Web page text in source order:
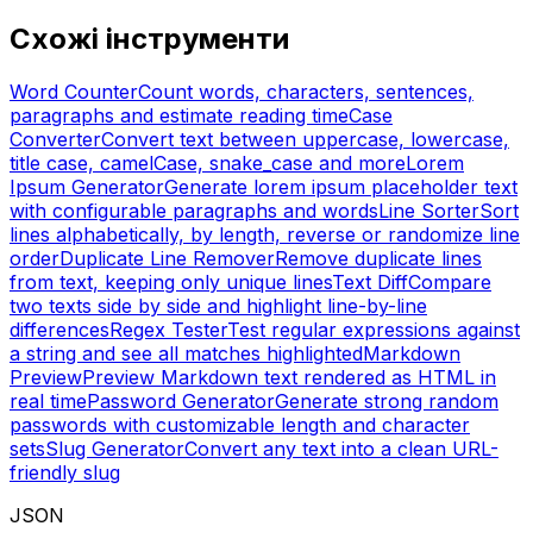
Схожі інструменти
Word CounterCount words, characters, sentences,
paragraphs and estimate reading timeCase
ConverterConvert text between uppercase, lowercase,
title case, camelCase, snake_case and moreLorem
Ipsum GeneratorGenerate lorem ipsum placeholder text
with configurable paragraphs and wordsLine SorterSort
lines alphabetically, by length, reverse or randomize line
orderDuplicate Line RemoverRemove duplicate lines
from text, keeping only unique linesText DiffCompare
two texts side by side and highlight line-by-line
differencesRegex TesterTest regular expressions against
a string and see all matches highlightedMarkdown
PreviewPreview Markdown text rendered as HTML in
real timePassword GeneratorGenerate strong random
passwords with customizable length and character
setsSlug GeneratorConvert any text into a clean URL-
friendly slug
JSON